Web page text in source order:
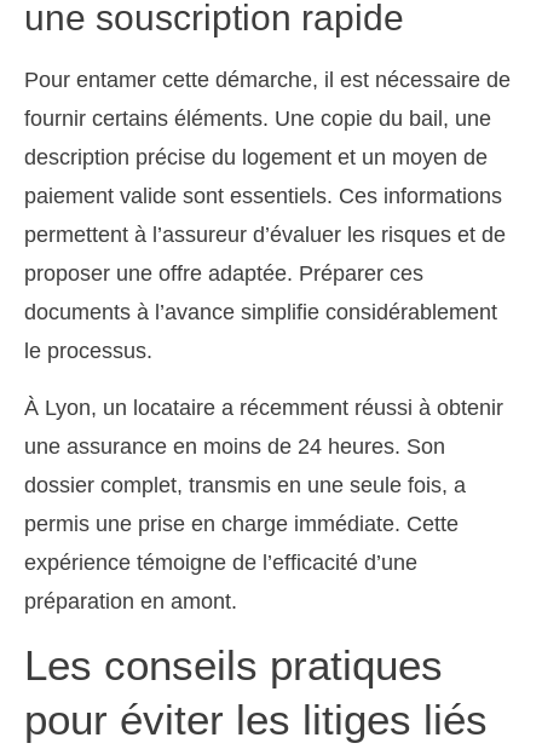
une souscription rapide
Pour entamer cette démarche, il est nécessaire de
fournir certains éléments. Une copie du bail, une
description précise du logement et un moyen de
paiement valide sont essentiels. Ces informations
permettent à l’assureur d’évaluer les risques et de
proposer une offre adaptée. Préparer ces
documents à l’avance simplifie considérablement
le processus.
À Lyon, un locataire a récemment réussi à obtenir
une assurance en moins de 24 heures. Son
dossier complet, transmis en une seule fois, a
permis une prise en charge immédiate. Cette
expérience témoigne de l’efficacité d’une
préparation en amont.
Les conseils pratiques
pour éviter les litiges liés